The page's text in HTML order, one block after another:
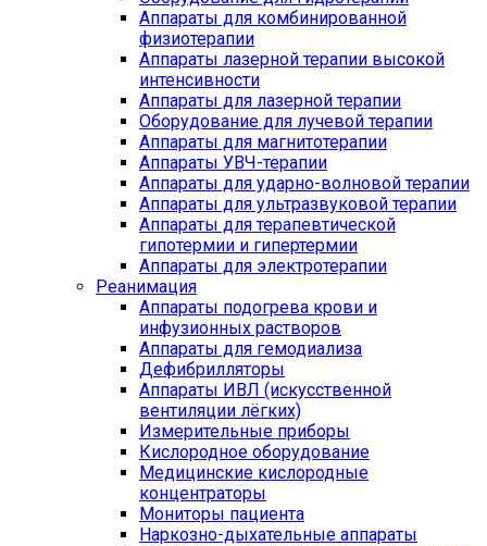
Аппараты для комбинированной
физиотерапии
Аппараты лазерной терапии высокой
интенсивности
Аппараты для лазерной терапии
Оборудование для лучевой терапии
Аппараты для магнитотерапии
Аппараты УВЧ-терапии
Аппараты для ударно-волновой терапии
Аппараты для ультразвуковой терапии
Аппараты для терапевтической
гипотермии и гипертермии
Аппараты для электротерапии
Реанимация
Аппараты подогрева крови и
инфузионных растворов
Аппараты для гемодиализа
Дефибрилляторы
Аппараты ИВЛ (искусственной
вентиляции лёгких)
Измерительные приборы
Кислородное оборудование
Медицинские кислородные
концентраторы
Мониторы пациента
Наркозно-дыхательные аппараты